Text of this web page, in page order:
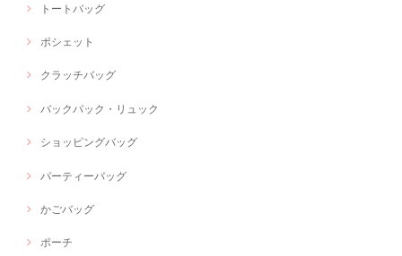
トートバッグ
ポシェット
クラッチバッグ
バックパック・リュック
ショッピングバッグ
パーティーバッグ
かごバッグ
ポーチ